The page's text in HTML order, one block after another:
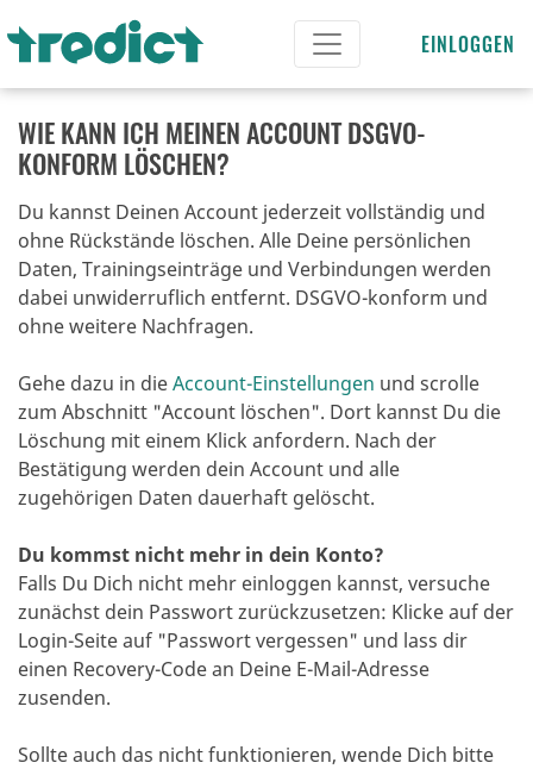
EINLOGGEN
WIE KANN ICH MEINEN ACCOUNT DSGVO-
KONFORM LÖSCHEN?
Du kannst Deinen Account jederzeit vollständig und
ohne Rückstände löschen. Alle Deine persönlichen
Daten, Trainingseinträge und Verbindungen werden
dabei unwiderruflich entfernt. DSGVO-konform und
ohne weitere Nachfragen.
Gehe dazu in dieAccount-Einstellungen und scrolle
zum Abschnitt "Account löschen". Dort kannst Du die
Löschung mit einem Klick anfordern. Nach der
Bestätigung werden dein Account und alle
zugehörigen Daten dauerhaft gelöscht.
Du kommst nicht mehr in dein Konto?
Falls Du Dich nicht mehr einloggen kannst, versuche
zunächst dein Passwort zurückzusetzen: Klicke auf der
Login-Seite auf "Passwort vergessen" und lass dir
einen Recovery-Code an Deine E-Mail-Adresse
zusenden.
Sollte auch das nicht funktionieren, wende Dich bitte